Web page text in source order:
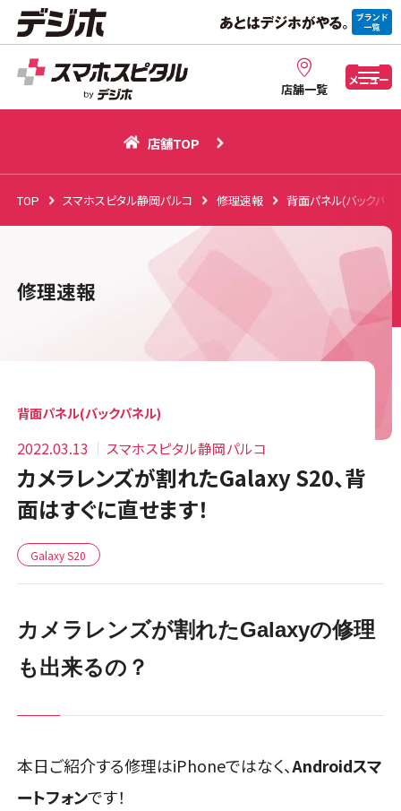
店舗一覧
メニュー
店舗TOP
TOP スマホスピタル静岡パルコ 修理速報 背面パネル(バックパネ
修理速報
背面パネル(バックパネル)
2022.03.13 スマホスピタル静岡パルコ
カメラレンズが割れたGalaxy S20、背
面はすぐに直せます！
Galaxy S20
カメラレンズが割れたGalaxyの修理
も出来るの？
本日ご紹介する修理はiPhoneではなく、Androidスマ
ートフォンです！